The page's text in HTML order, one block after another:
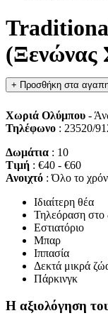
(Ξενώνας
+ Προσθήκη στα
Χωριά Ολύμπου -
Τηλέφωνο : 23520/
Δωμάτια : 10
Τιμή : €40 - €60
Ανοιχτό : Όλο το
Ιδιαίτερη θέα
Τηλεόραση στο
Εστιατόριο
Μπαρ
Ιππασία
Δεκτά μικρά
Πάρκινγκ
Η αξιολόγηση